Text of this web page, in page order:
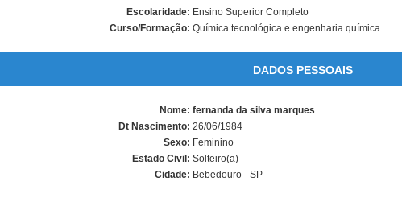
Escolaridade: Ensino Superior Completo
Curso/Formação: Química tecnológica e engenharia química
DADOS PESSOAIS
Nome: fernanda da silva marques
Dt Nascimento: 26/06/1984
Sexo: Feminino
Estado Civil: Solteiro(a)
Cidade: Bebedouro - SP